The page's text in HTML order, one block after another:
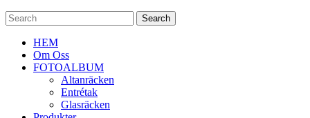
HEM
Om Oss
FOTOALBUM
Altanräcken
Entrétak
Glasräcken